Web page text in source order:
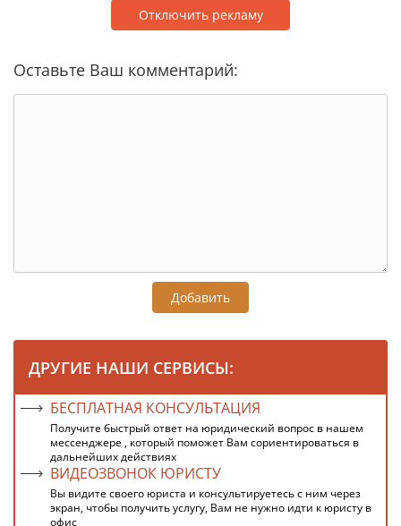
Отключить рекламу
Оставьте Ваш комментарий:
Добавить
ДРУГИЕ НАШИ СЕРВИСЫ:
БЕСПЛАТНАЯ КОНСУЛЬТАЦИЯ
Получите быстрый ответ на юридический вопрос в нашем
мессенджере , который поможет Вам сориентироваться в
дальнейших действиях
ВИДЕОЗВОНОК ЮРИСТУ
Вы видите своего юриста и консультируетесь с ним через
экран, чтобы получить услугу, Вам не нужно идти к юристу в
офис